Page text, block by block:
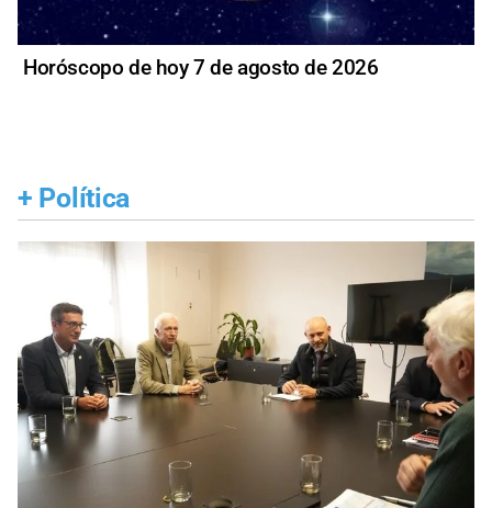
Horóscopo de hoy 7 de agosto de 2026
+ Política